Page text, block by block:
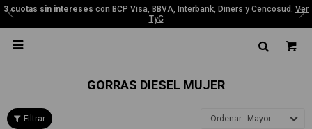
3 cuotas sin intereses con BCP Visa, BBVA, Interbank, Diners y Cencosud. Ver
TyC

GORRAS DIESEL MUJER
Mayor precio